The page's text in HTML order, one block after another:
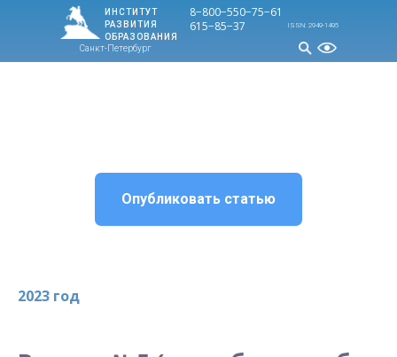
8−800−550−75−61
ИНСТИТУТ
РАЗВИТИЯ
ОБРАЗОВАНИЯ
Санкт-Петербург
615−85−37 ISSN: 2949-1495
Опубликовать статью
2023 год